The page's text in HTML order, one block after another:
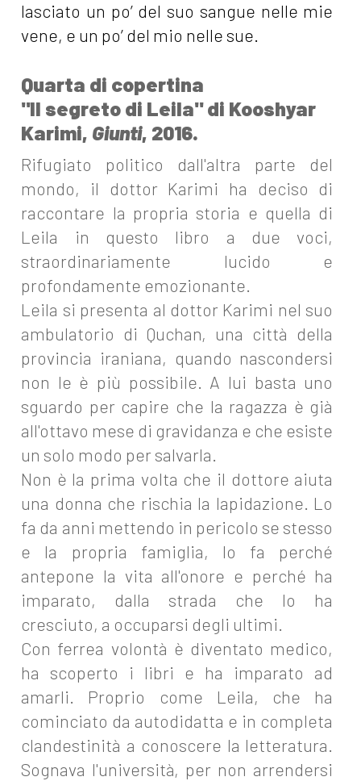
lasciato un po’ del suo sangue nelle mie
vene, e un po’ del mio nelle sue.
Quarta di copertina
"Il segreto di Leila" di Kooshyar
Karimi, Giunti, 2016.
Rifugiato politico dall'altra parte del
mondo, il dottor Karimi ha deciso di
raccontare la propria storia e quella di
Leila in questo libro a due voci,
straordinariamente lucido e
profondamente emozionante.
Leila si presenta al dottor Karimi nel suo
ambulatorio di Quchan, una città della
provincia iraniana, quando nascondersi
non le è più possibile. A lui basta uno
sguardo per capire che la ragazza è già
all'ottavo mese di gravidanza e che esiste
un solo modo per salvarla.
Non è la prima volta che il dottore aiuta
una donna che rischia la lapidazione. Lo
fa da anni mettendo in pericolo se stesso
e la propria famiglia, lo fa perché
antepone la vita all'onore e perché ha
imparato, dalla strada che lo ha
cresciuto, a occuparsi degli ultimi.
Con ferrea volontà è diventato medico,
ha scoperto i libri e ha imparato ad
amarli. Proprio come Leila, che ha
cominciato da autodidatta e in completa
clandestinità a conoscere la letteratura.
Sognava l'università, per non arrendersi